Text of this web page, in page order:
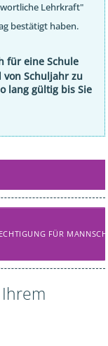
Lehrkraft"
bestätigt haben.
für eine Schule
Schuljahr zu
lang gültig bis Sie
FÜR